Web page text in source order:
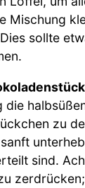
Mischung
sollte
die
zu
sind.